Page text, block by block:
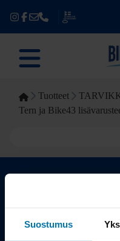
Suostumus
Tuotteet
Tern ja Bike43